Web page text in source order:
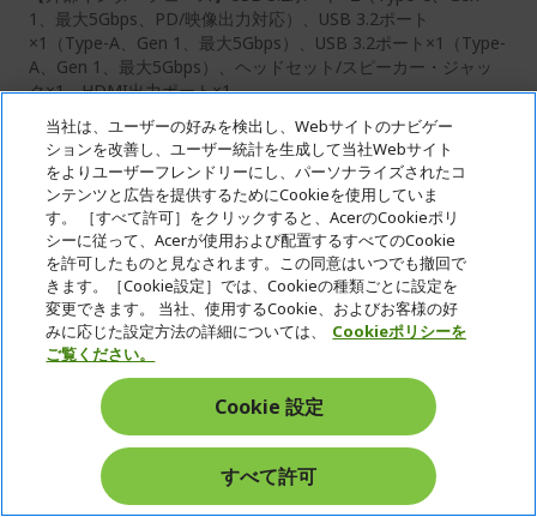
1、最大5Gbps、PD/映像出力対応）、USB 3.2ポート
×1（Type-A、Gen 1、最大5Gbps）、USB 3.2ポート×1（Type-
A、Gen 1、最大5Gbps）、ヘッドセット/スピーカー・ジャッ
ク×1、HDMI出力ポート×1
【サウンド機能】インテル ハイ・デフィニション・オーディオ
準拠、内蔵ステレオ・スピーカー、内蔵マイクロフォン×1
【Webカメラ】(フロント)フルHD Webカメラ（約207万画
素）/スライドカバー付き、(リア）非搭載
【無線LAN】IEEE802.11 a/b/g/n/ac/ax準拠（Wi-Fi 6準拠）
【有線LAN】非搭載
【Bluetooth】Bluetooth 5.3準拠
【バッテリー駆動時間】約9時間
【指紋認証】非搭載
【寸法】約14.9(H) × 313.7(W) × 219(D) mm
【本体質量】約980g
【本体色】ライトシルバー
【Office】非搭載
【付属品（ハードウェア類）】65W USB Type-C ACアダプタ
ー、ACコード（約1m）
【付属品（マニュアル類）】セットアップガイド、保証書、修
理依頼書、Acerパソコン出張サポート案内
当社は、ユーザーの好みを検出し、Webサイトのナビゲー
ションを改善し、ユーザー統計を生成して当社Webサイト
をよりユーザーフレンドリーにし、パーソナライズされたコ
ンテンツと広告を提供するためにCookieを使用していま
す。 ［すべて許可］をクリックすると、AcerのCookieポリ
シーに従って、Acerが使用および配置するすべてのCookie
を許可したものと見なされます。この同意はいつでも撤回で
きます。［Cookie設定］では、Cookieの種類ごとに設定を
変更できます。 当社、使用するCookie、およびお客様の好
みに応じた設定方法の詳細については、
Cookieポリシーを
ご覧ください。
Cookie 設定
すべて許可